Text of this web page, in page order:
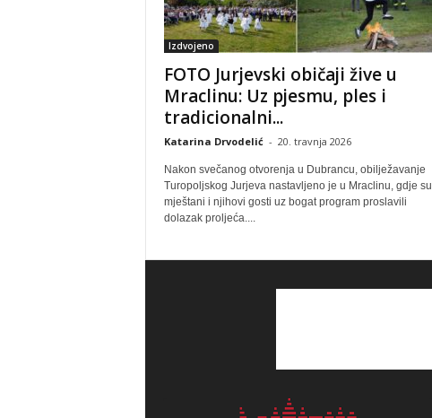
Izdvojeno
FOTO Jurjevski običaji žive u
Mraclinu: Uz pjesmu, ples i
tradicionalni...
Katarina Drvodelić - 20. travnja 2026
Nakon svečanog otvorenja u Dubrancu, obilježavanje
Turopoljskog Jurjeva nastavljeno je u Mraclinu, gdje su
mještani i njihovi gosti uz bogat program proslavili
dolazak proljeća....